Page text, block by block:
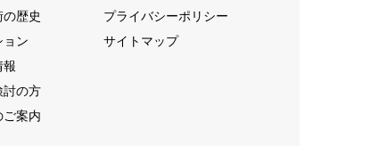
歴史
ョン
報
討の方
ご案内
プライバシーポリシー
サイトマップ